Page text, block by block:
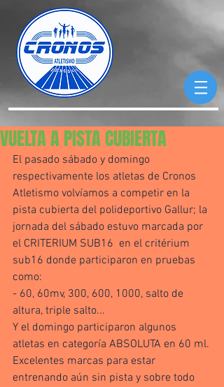
VUELTA A PISTA CUBIERTA
El pasado sábado y domingo
respectivamente los atletas de Cronos
Atletismo volvíamos a competir en la
pista cubierta del polideportivo Gallur; la
jornada del sábado estuvo marcada por
el CRITERIUM SUB16  en el critérium
sub16 donde participaron en pruebas
como:
- 60, 60mv, 300, 600, 1000, salto de
altura, triple salto...
Y el domingo participaron algunos
atletas en categoría ABSOLUTA en 60 ml.
Excelentes marcas para estar
entrenando aún sin pista y sobre todo